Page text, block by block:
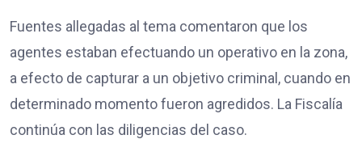
Fuentes allegadas al tema comentaron que los
agentes estaban efectuando un operativo en la zona,
a efecto de capturar a un objetivo criminal, cuando en
determinado momento fueron agredidos. La Fiscalía
continúa con las diligencias del caso.